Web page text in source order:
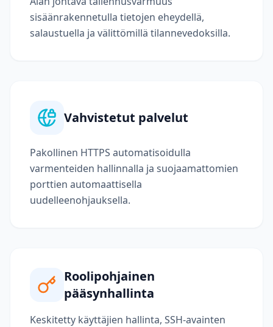
sisäänrakennetulla tietojen eheydellä,
salaustuella ja välittömillä tilannevedoksilla.
Vahvistetut palvelut
Pakollinen HTTPS automatisoidulla
varmenteiden hallinnalla ja suojaamattomien
porttien automaattisella
uudelleenohjauksella.
Roolipohjainen
pääsynhallinta
Keskitetty käyttäjien hallinta, SSH-avainten